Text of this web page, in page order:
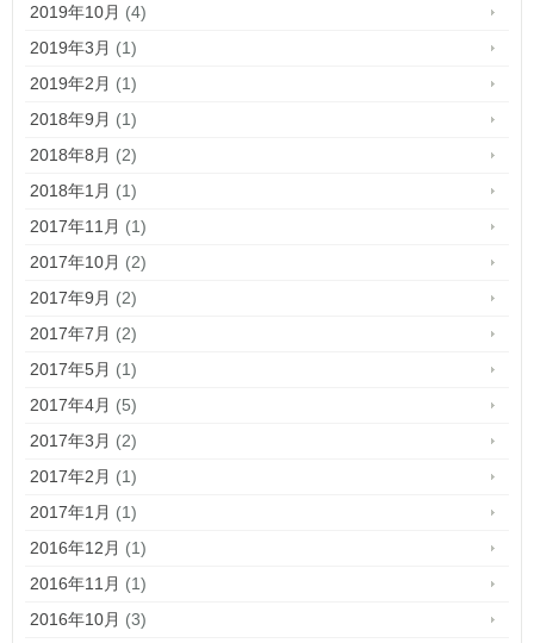
2019年10月 (4)
2019年3月 (1)
2019年2月 (1)
2018年9月 (1)
2018年8月 (2)
2018年1月 (1)
2017年11月 (1)
2017年10月 (2)
2017年9月 (2)
2017年7月 (2)
2017年5月 (1)
2017年4月 (5)
2017年3月 (2)
2017年2月 (1)
2017年1月 (1)
2016年12月 (1)
2016年11月 (1)
2016年10月 (3)